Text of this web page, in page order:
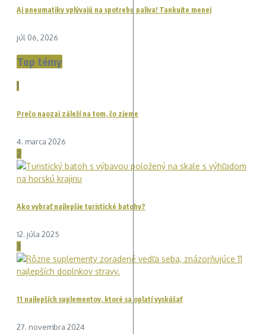
Aj pneumatiky vplývajú na spotrebu paliva! Tankujte menej
júl 06, 2026
Top témy
1
Prečo naozaj záleží na tom, čo zjeme
4. marca 2026
2
Ako vybrať najlepšie turistické batohy?
12. júla 2025
3
11 najlepších suplementov, ktoré sa oplatí vyskúšať
27. novembra 2024